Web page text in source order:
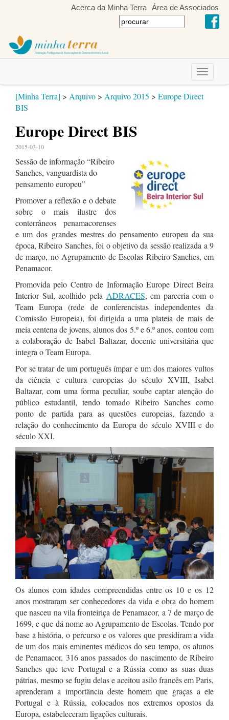
Acerca da Minha Terra Área de Associados
Toggle
[Minha Terra] > Arquivo > Arquivo 2015 > Europe Direct
BIS
Europe Direct BIS
2015-03-10
Sessão de informação “Ribeiro
Sanches, vanguardista do
pensamento europeu”
Promover a reflexão e o debate
sobre o mais ilustre dos
conterrâneos penamacorenses
e um dos grandes mestres do pensamento europeu da sua
época, Ribeiro Sanches, foi o objetivo da sessão realizada a 9
de março, no Agrupamento de Escolas Ribeiro Sanches, em
Penamacor.
Promovida pelo Centro de Informação Europe Direct Beira
Interior Sul, acolhido pela ADRACES, em parceria com o
Team Europa (rede de conferencistas independentes da
Comissão Europeia), foi dirigida a uma plateia de mais de
meia centena de jovens, alunos dos 5.º e 6.º anos, contou com
a colaboração de Isabel Baltazar, docente universitária que
integra o Team Europa.
Por se tratar de um português ímpar e um dos maiores vultos
da ciência e cultura europeias do século XVIII, Isabel
Baltazar, com uma forma peculiar, soube captar atenção do
público estudantil, tendo tomado Ribeiro Sanches como
ponto de partida para as questões europeias, fazendo a
relação do conhecimento da Europa do século XVIII e do
século XXI.
Os alunos com idades compreendidas entre os 10 e os 12
anos mostraram ser conhecedores da vida e obra do homem
que nasceu na vila fronteiriça de Penamacor, a 7 de março de
1699, e que dá nome ao Agrupamento de Escolas. Tendo por
base a história, o percurso e os valores que presidiram a vida
de um dos mais eminentes médicos do seu tempo, os alunos
de Penamacor, 316 anos passados do nascimento de Ribeiro
Sanches que teve Portugal e a Rússia como as suas duas
pátrias, mesmo se fugiu delas e aceitou asilo francês em Paris,
aprenderam a importância deste homem que graças a ele
Portugal e à Rússia, colocados nos extremos opostos da
Europa, estabeleceram ligações culturais.